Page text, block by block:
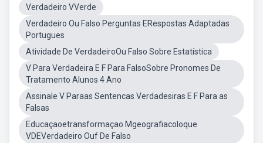
Verdadeiro VVerde
Verdadeiro Ou Falso Perguntas ERespostas Adaptadas
Portugues
Atividade De VerdadeiroOu Falso Sobre Estatística
V Para Verdadeira E F Para FalsoSobre Pronomes De
Tratamento Alunos 4 Ano
Assinale V Paraas Sentencas Verdadesiras E F Para as
Falsas
Educaçaoetransformaçao Mgeografiacoloque
VDEVerdadeiro Ouf De Falso